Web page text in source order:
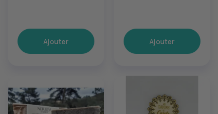
Ajouter Ajouter